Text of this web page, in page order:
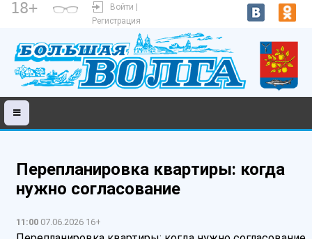
18+
Войти |
Регистрация
Перепланировка квартиры: когда
нужно согласование
11:00 07.06.2026 16+